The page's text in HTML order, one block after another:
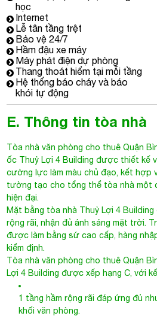
học
Internet
Lễ tân tầng trệt
Bảo vệ 24/7
Hầm đậu xe máy
Máy phát điện dự phòng
Thang thoát hiểm tại mỗi tầng
Hệ thống báo cháy và báo
khói tự động
E. Thông tin tòa nhà
Tòa nhà văn phòng cho thuê Quận
ốc Thuỷ Lợi 4 Building được thiết kế
cường lực làm màu chủ đạo, kết hợp
tường tạo cho tổng thể tòa nhà một
hiện đại.
Mặt bằng tòa nhà Thuỷ Lợi 4 Building
rộng rãi, nhận đủ ánh sáng mặt trời.
được làm bằng sứ cao cấp, hàng
kiểm định.
Tòa nhà văn phòng cho thuê Quận
Lợi 4 Building được xếp hạng C, với
1 tầng hầm rộng rãi đáp ứng đủ
khối văn phòng.